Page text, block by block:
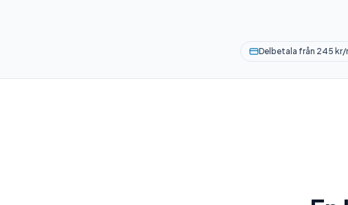
Delbetala från 245 kr/